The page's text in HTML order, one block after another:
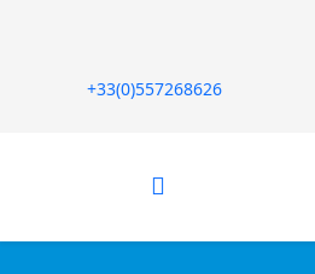
+33(0)557268626